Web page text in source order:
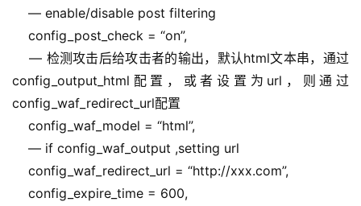
— enable/disable post filtering
config_post_check = “on”,
— 检测攻击后给攻击者的输出，默认html文本串，通过
config_output_html配置，或者设置为url，则通过
config_waf_redirect_url配置
config_waf_model = “html”,
— if config_waf_output ,setting url
config_waf_redirect_url = “http://xxx.com”,
config_expire_time = 600,